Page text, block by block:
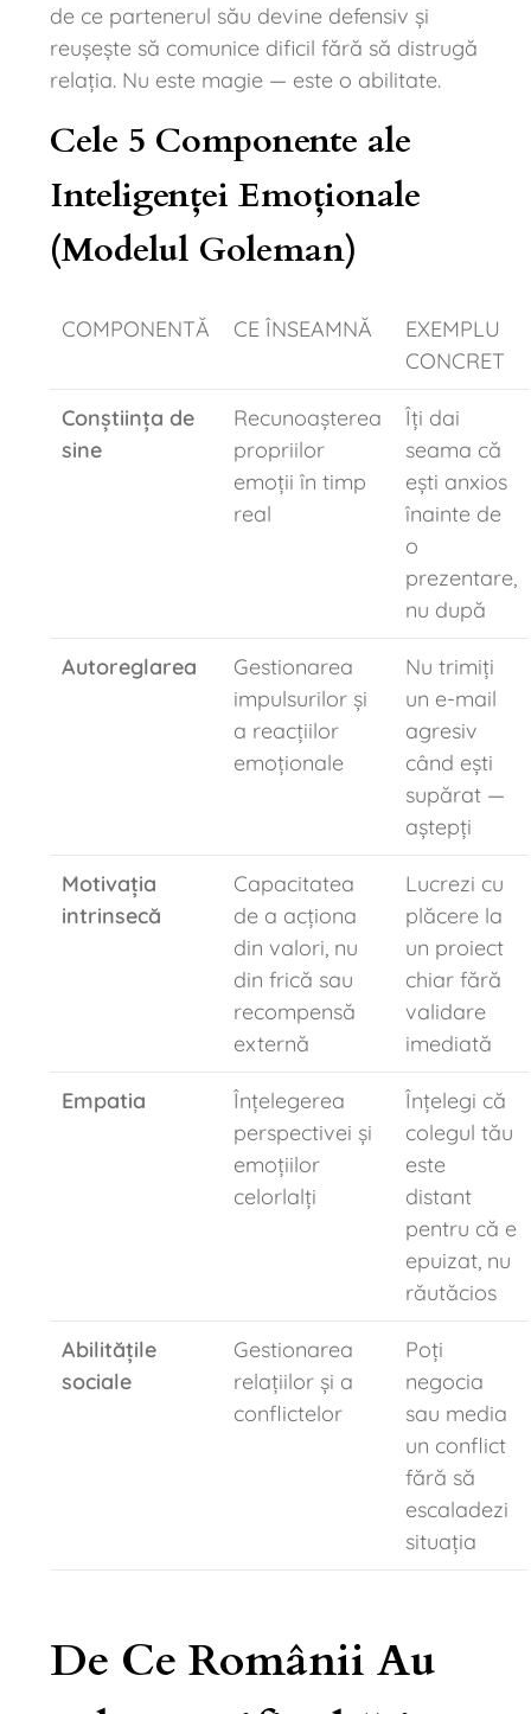
de ce partenerul său devine defensiv și
reușește să comunice dificil fără să distrugă
relația. Nu este magie — este o abilitate.
Cele 5 Componente ale
Inteligenței Emoționale
(Modelul Goleman)
COMPONENTĂ CE ÎNSEAMNĂ
EXEMPLU
CONCRET
Conștiința de
sine
Recunoașterea
propriilor
emoții în timp
real
Îți dai
seama că
ești anxios
înainte de
o
prezentare,
nu după
Autoreglarea
Gestionarea
impulsurilor și
a reacțiilor
emoționale
Nu trimiți
un e-mail
agresiv
când ești
supărat —
aștepți
Motivația
intrinsecă
Capacitatea
de a acționa
din valori, nu
din frică sau
recompensă
externă
Lucrezi cu
plăcere la
un proiect
chiar fără
validare
imediată
Empatia
Înțelegerea
perspectivei și
emoțiilor
celorlalți
Înțelegi că
colegul tău
este
distant
pentru că e
epuizat, nu
răutăcios
Abilitățile
sociale
Gestionarea
relațiilor și a
conflictelor
Poți
negocia
sau media
un conflict
fără să
escaladezi
situația
De Ce Românii Au